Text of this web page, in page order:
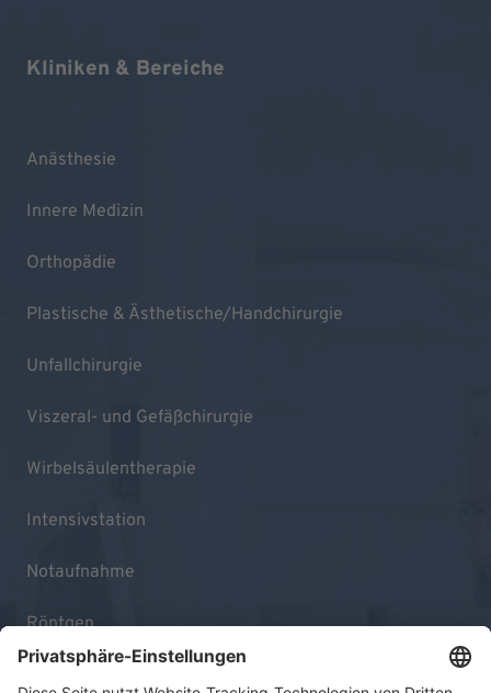
Kliniken & Bereiche
Anästhesie
Innere Medizin
Orthopädie
Plastische & Ästhetische/Handchirurgie
Unfallchirurgie
Viszeral- und Gefäßchirurgie
Wirbelsäulentherapie
Intensivstation
Notaufnahme
Röntgen